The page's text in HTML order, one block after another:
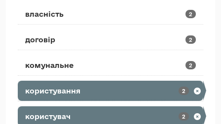
власність 2
договір 2
комунальне 2
користування 2
користувач 2